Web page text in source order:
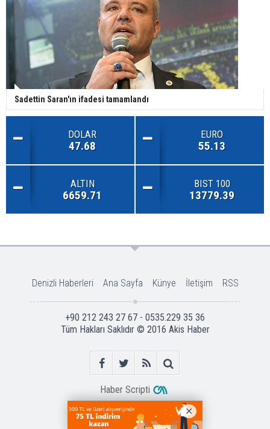
Sadettin Saran'ın ifadesi tamamlandı
DOLAR
47.68
EURO
55.13
ALTIN
6659.71
BIST 100
13779.39
Denizli Haberleri Ana Sayfa Künye İletişim RSS
+90 212 243 27 67 - 0535.229 35 36
Tüm Hakları Saklıdır © 2016 Akis Haber
Haber Scripti